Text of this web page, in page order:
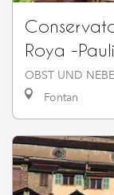
Roya -
OBST UND
Fontan